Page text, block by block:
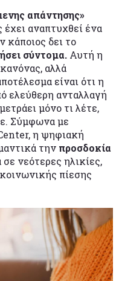
απάντησης»
αναπτυχθεί ένα
κάποιος δει το
σύντομα. Αυτή η
αλλά
είναι ότι η
ελεύθερη ανταλλαγή
μόνο τι λέτε,
Σύμφωνα με
η ψηφιακή
την προσδοκία
σε νεότερες ηλικίες,
πίεσης